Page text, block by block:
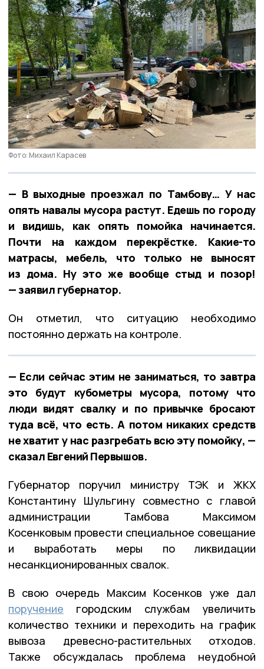
Фото: Михаил Карасев
— В выходные проезжал по Тамбову… У нас
опять навалы мусора растут. Едешь по городу
и видишь, как опять помойка начинается.
Почти на каждом перекрёстке. Какие-то
матрасы, мебель, что только не выносят
из дома. Ну это же вообще стыд и позор!
— заявил губернатор.
Он отметил, что ситуацию необходимо
постоянно держать на контроле.
— Если сейчас этим не заниматься, то завтра
это будут кубометры мусора, потому что
люди видят свалку и по привычке бросают
туда всё, что есть. А потом никаких средств
не хватит у нас разгребать всю эту помойку, —
сказал Евгений Первышов.
Губернатор поручил министру ТЭК и ЖКХ
Константину Шульгину совместно с главой
администрации Тамбова Максимом
Косенковым провести специальное совещание
и выработать меры по ликвидации
несанкционированных свалок.
В свою очередь Максим Косенков уже дал
поручение городским службам увеличить
количество техники и переходить на график
вывоза древесно-растительных отходов.
Также обсуждалась проблема неудобной